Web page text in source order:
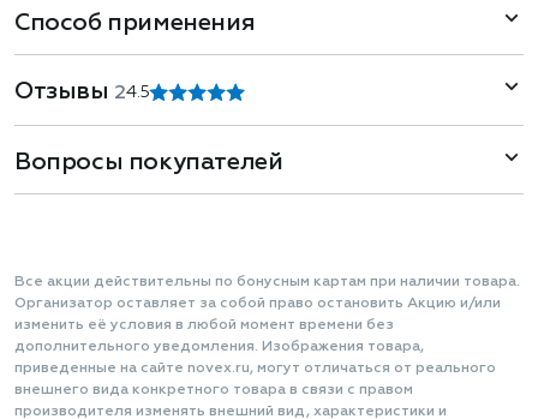
Способ применения
Отзывы 24.5
Вопросы покупателей
Все акции действительны по бонусным картам при наличии товара.
Организатор оставляет за собой право остановить Акцию и/или
изменить её условия в любой момент времени без
дополнительного уведомления. Изображения товара,
приведенные на сайте novex.ru, могут отличаться от реального
внешнего вида конкретного товара в связи с правом
производителя изменять внешний вид, характеристики и